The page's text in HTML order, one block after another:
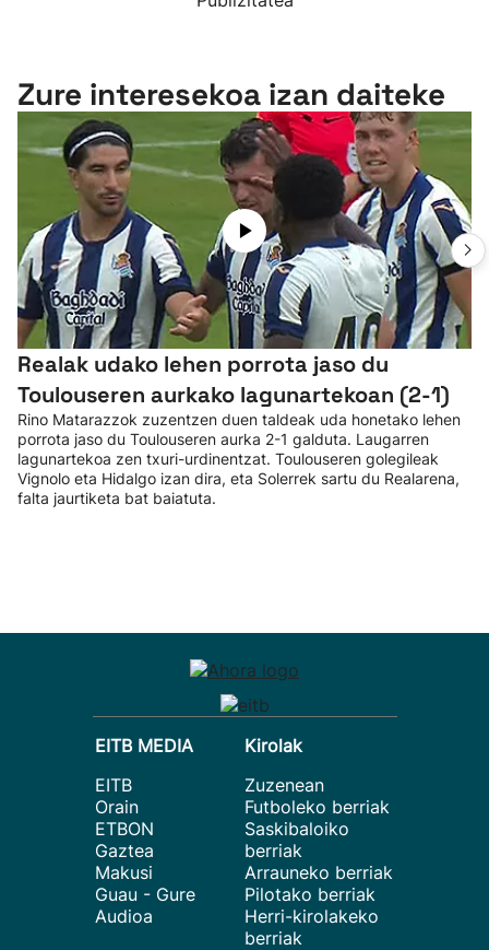
Zure interesekoa izan daiteke
Realak udako lehen porrota jaso du
Toulouseren aurkako lagunartekoan (2-1)
Rino Matarazzok zuzentzen duen taldeak uda honetako lehen
porrota jaso du Toulouseren aurka 2-1 galduta. Laugarren
lagunartekoa zen txuri-urdinentzat. Toulouseren golegileak
Vignolo eta Hidalgo izan dira, eta Solerrek sartu du Realarena,
falta jaurtiketa bat baiatuta.
EITB MEDIA
EITB
Orain
ETBON
Gaztea
Makusi
Guau - Gure
Audioa
Kirolak
Zuzenean
Futboleko berriak
Saskibaloiko
berriak
Arrauneko berriak
Pilotako berriak
Herri-kirolakeko
berriak